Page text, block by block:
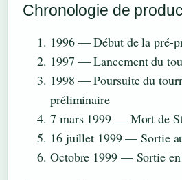
Chronologie de
1996— Début de la pré-
1997 — Lancement du
1998 — Poursuite du
préliminaire
7 mars 1999— Mort de
16 juillet 1999— Sortie
Octobre 1999— Sortie en